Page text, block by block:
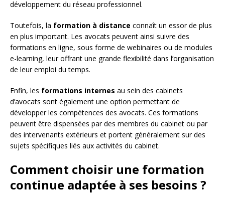
développement du réseau professionnel.
Toutefois, la formation à distance connaît un essor de plus
en plus important. Les avocats peuvent ainsi suivre des
formations en ligne, sous forme de webinaires ou de modules
e-learning, leur offrant une grande flexibilité dans l’organisation
de leur emploi du temps.
Enfin, les formations internes au sein des cabinets
d’avocats sont également une option permettant de
développer les compétences des avocats. Ces formations
peuvent être dispensées par des membres du cabinet ou par
des intervenants extérieurs et portent généralement sur des
sujets spécifiques liés aux activités du cabinet.
Comment choisir une formation
continue adaptée à ses besoins ?